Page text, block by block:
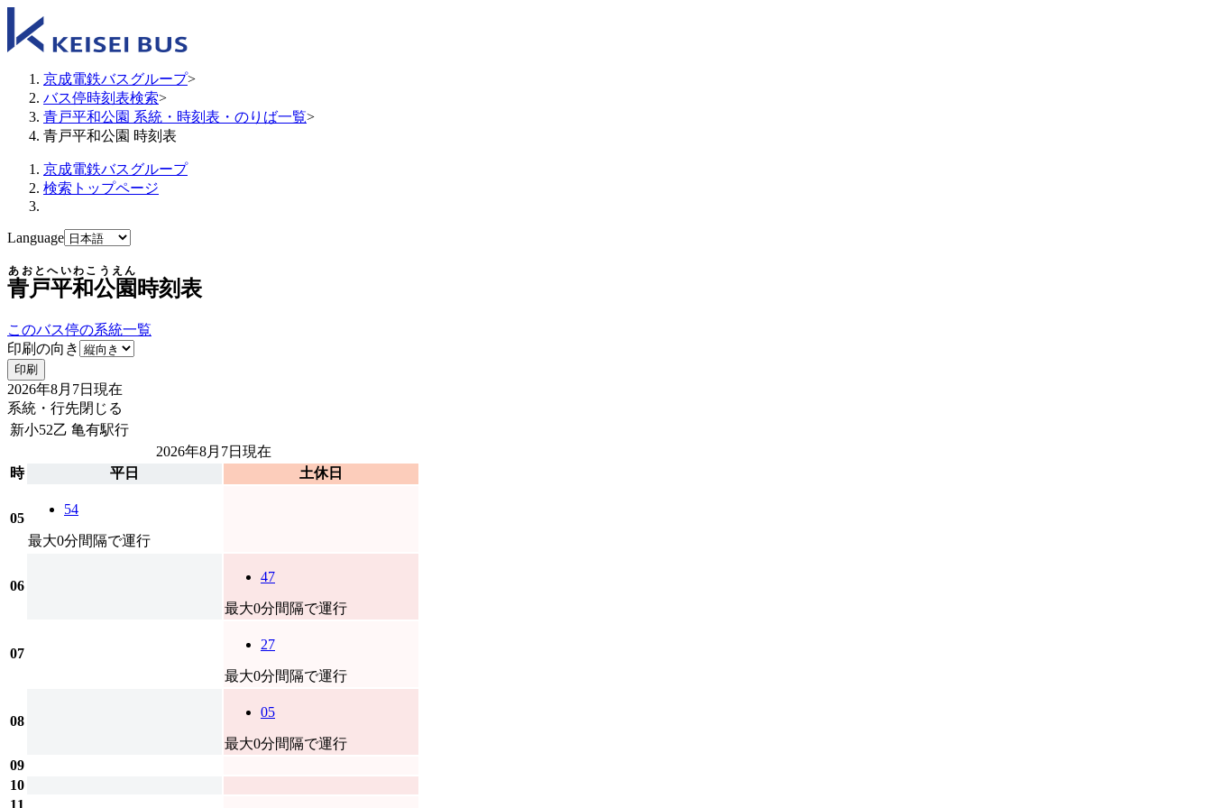
京成電鉄バスグループ>
バス停時刻表検索>
青戸平和公園 系統・時刻表・のりば一覧>
青戸平和公園 時刻表
京成電鉄バスグループ
検索トップページ
Language
青戸平和公園
あおとへいわこうえん
時刻表
このバス停の系統一覧
印刷の向き
印刷
2026年8月7日 現在
系統・行先閉じる
新小52乙 亀有駅行
2026年8月7日 現在
時
平日 土休日
05
54
最大0分間隔で運行
06
47
最大0分間隔で運行
07
27
最大0分間隔で運行
08
05
最大0分間隔で運行
09
10
11